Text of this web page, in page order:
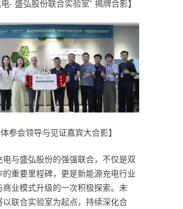
电- 盛弘股份联合实验室” 揭牌合影】
体参会领导与见证嘉宾大合影】
电与盛弘股份的强强联合，不仅是双
的重要里程碑，更是新能源充电行业
商业模式升级的一次积极探索。未
以联合实验室为起点，持续深化合